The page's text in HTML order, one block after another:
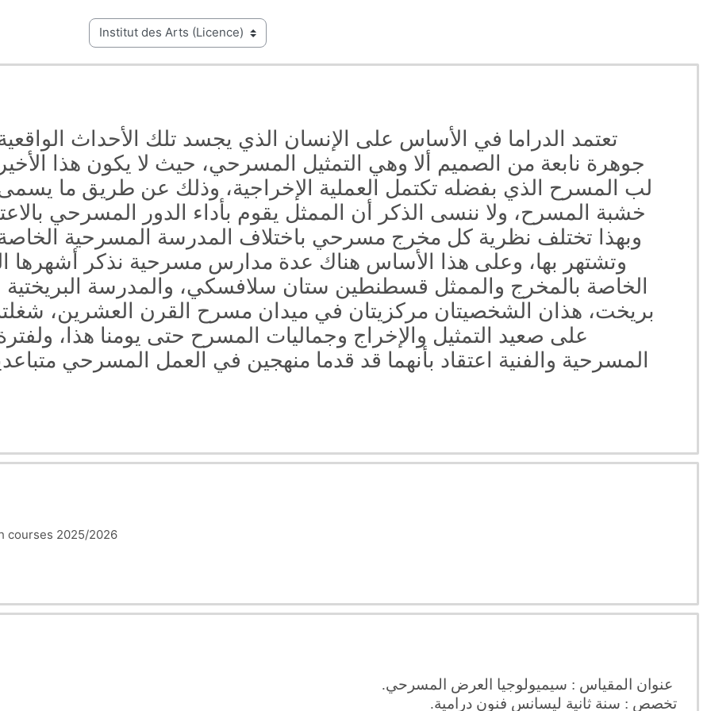
تعتمد الدراما في الأساس على الإنسان الذي يجسد تلك الأحداث
جوهرة نابعة من الصميم ألا وهي التمثيل المسرحي، حيث لا يكون هذا الأخير
لب المسرح الذي بفضله تكتمل العملية الإخراجية، وذلك عن طريق ما
خشبة المسرح، ولا ننسى الذكر أن الممثل يقوم بأداء الدور المسرحي
وبهذا تختلف نظرية كل مخرج مسرحي باختلاف المدرسة المسرحية الخاصة
وتشتهر بها، وعلى هذا الأساس هناك عدة مدارس مسرحية نذكر أشهرها
الخاصة بالمخرج والممثل قسطنطين ستان سلافسكي، والمدرسة البريختية
بريخت، هذان الشخصيتان مركزيتان في ميدان مسرح القرن العشرين، شغلتا
على صعيد التمثيل والإخراج وجماليات المسرح حتى يومنا هذا،
المسرحية والفنية اعتقاد بأنهما قد قدما منهجين في العمل المسرحي
courses 2025/2026
عنوان المقياس : سيميولوجيا العرض المسرحي.
تخصص : سنة ثانية ليسانس فنون درامية.